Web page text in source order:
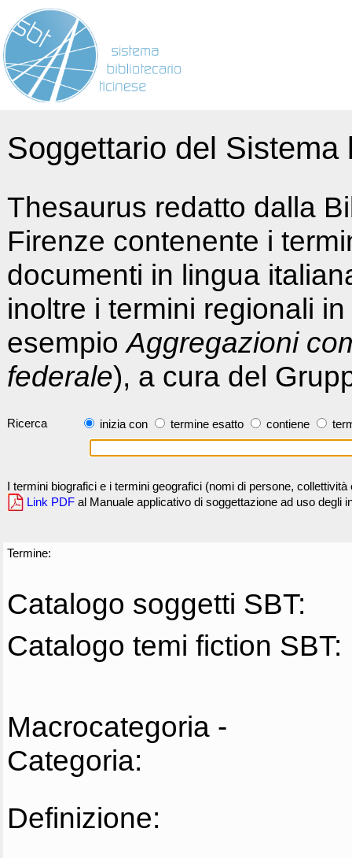
Soggettario del
Thesaurus redatto dalla
Firenze contenente i
documenti in lingua
inoltre i termini regionali
esempioAggregazioni
federale), a cura del
Ricerca inizia con termine esatto contiene
I termini biografici e i termini geografici (nomi di persone,
Link PDF al Manuale applicativo di soggettazione ad uso degli
Termine:
Catalogo soggetti SBT:
Catalogo temi fiction SBT:
Macrocategoria -
Categoria:
Definizione: